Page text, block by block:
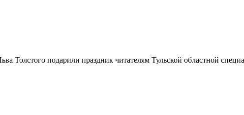
Толстого подарили праздник читателям Тульской областной